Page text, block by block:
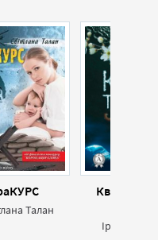
Талан
Квіти
Ірина